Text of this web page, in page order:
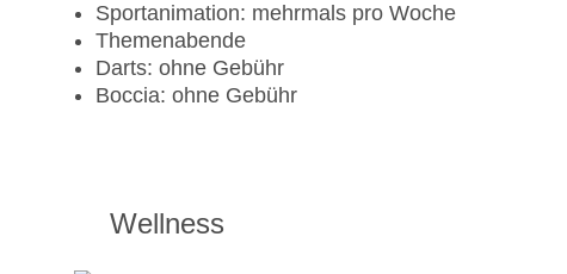
Sportanimation: mehrmals pro Woche
Themenabende
Darts: ohne Gebühr
Boccia: ohne Gebühr
Wellness